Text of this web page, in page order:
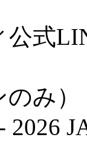
公式
み）
2026